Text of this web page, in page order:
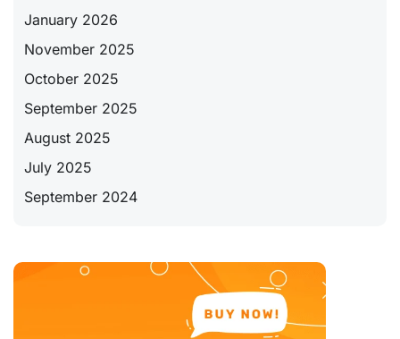
January 2026
November 2025
October 2025
September 2025
August 2025
July 2025
September 2024